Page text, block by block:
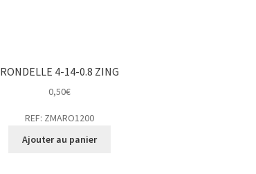
RONDELLE 4-14-0.8 ZING
0,50€
REF: ZMARO1200
Ajouter au panier